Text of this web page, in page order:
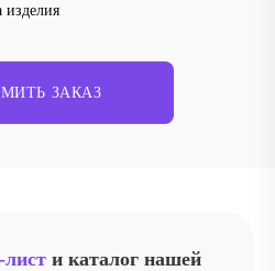
изделия
ЗАКАЗ
листи каталог нашей